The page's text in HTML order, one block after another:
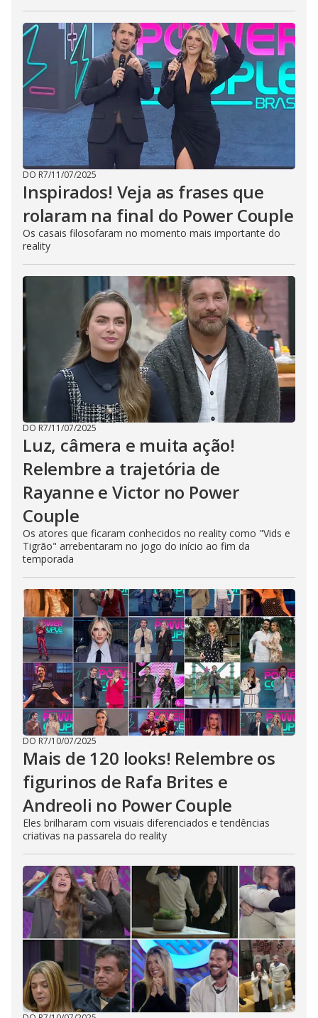
DO R7/11/07/2025
Inspirados! Veja as frases que
rolaram na final do Power Couple
Os casais filosofaram no momento mais importante do
reality
DO R7/11/07/2025
Luz, câmera e muita ação!
Relembre a trajetória de
Rayanne e Victor no Power
Couple
Os atores que ficaram conhecidos no reality como "Vids e
Tigrão" arrebentaram no jogo do início ao fim da
temporada
DO R7/10/07/2025
Mais de 120 looks! Relembre os
figurinos de Rafa Brites e
Andreoli no Power Couple
Eles brilharam com visuais diferenciados e tendências
criativas na passarela do reality